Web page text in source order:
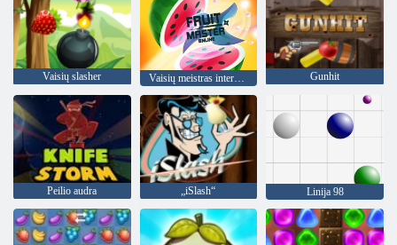
Vaisių slasher Vaisių meistras internete Gunhit
Peilio audra „iSlash“ Linija 98